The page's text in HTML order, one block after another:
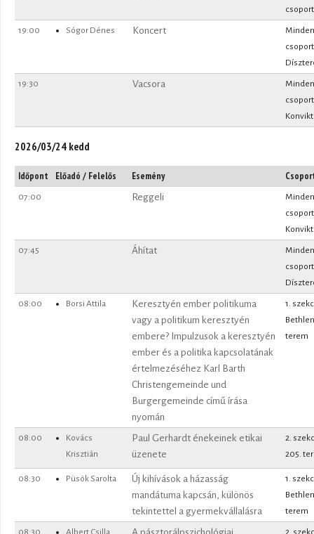
csoport
19:00 Sógor Dénes Koncert
Minden
csoport
19:30 Vacsora
Minden
csoport
2026/03/24 kedd
Időpont Előadó / Felelős Esemény
07:00 Reggeli
Minden
csoport
07:45 Áhítat
Minden
csoport
08:00 Borsi Attila
Keresztyén ember politikuma
vagy a politikum keresztyén
embere? Impulzusok a keresztyén
ember és a politika kapcsolatának
értelmezéséhez Karl Barth
Christengemeinde und
Burgergemeinde című írása
nyomán
1.
Bethlen
terem
08:00
Kovács
Krisztián
Paul Gerhardt énekeinek etikai
üzenete
2.
205.
08:30 Püsök Sarolta
Új kihívások a házasság
mandátuma kapcsán, különös
tekintettel a gyermekvállalásra
1.
Bethlen
terem
08:30 Albert Csilla 2.